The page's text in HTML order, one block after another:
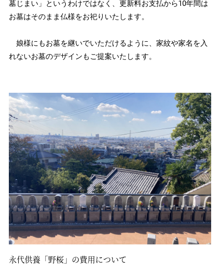
墓じまい」というわけではなく、更新料お支払から10年間は
お墓はそのまま仏様をお祀りいたします。
娘様にもお墓を継いでいただけるように、家紋や家名を入
れないお墓のデザインもご提案いたします。
永代供養「野桜」の費用について